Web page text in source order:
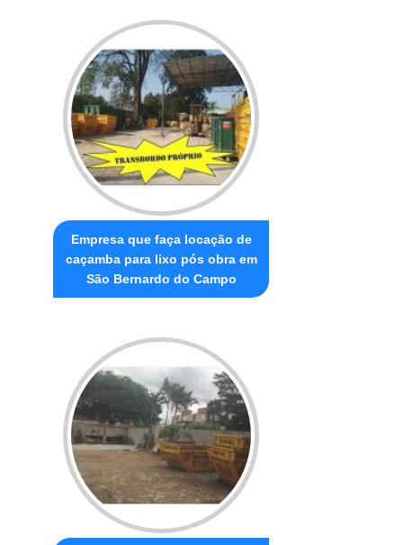
Empresa que faça locação de
caçamba para lixo pós obra em
São Bernardo do Campo